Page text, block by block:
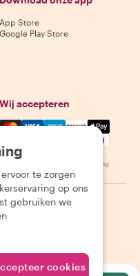
App Store
Google Play Store
Wij accepteren
Visa, Amex,
Beschikbaarheid varieert per bestemming
| Cookies | Sitemap
te zorgen
op ons
gebruiken we
cookies